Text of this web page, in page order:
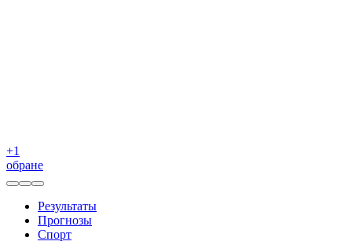
+1
обране
Результаты
Прогнозы
Спорт